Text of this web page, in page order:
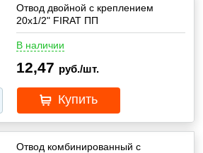
Отвод двойной с креплением
20х1/2" FIRAT ПП
В наличии
12,47 руб./шт.
Купить
Отвод комбинированный с